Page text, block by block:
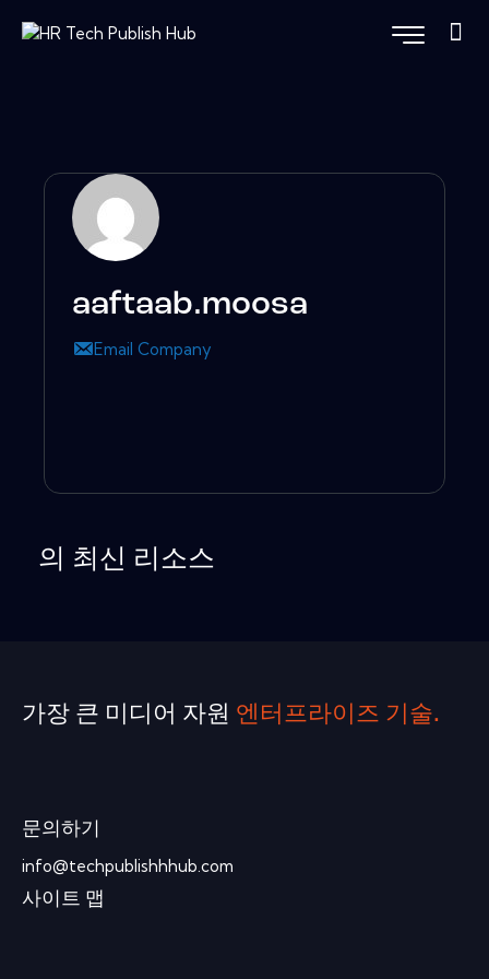
aaftaab.moosa
Email Company
의 최신 리소스
가장 큰 미디어 자원 엔터프라이즈 기술.
문의하기
info@techpublishhhub.com
사이트 맵